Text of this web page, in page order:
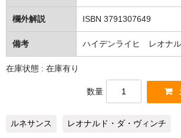
欄外解説 ISBN 3791307649
備考 ハイデンライヒ レオナ
在庫状態 : 在庫有り
数量
ルネサンス レオナルド・ダ・ヴィンチ